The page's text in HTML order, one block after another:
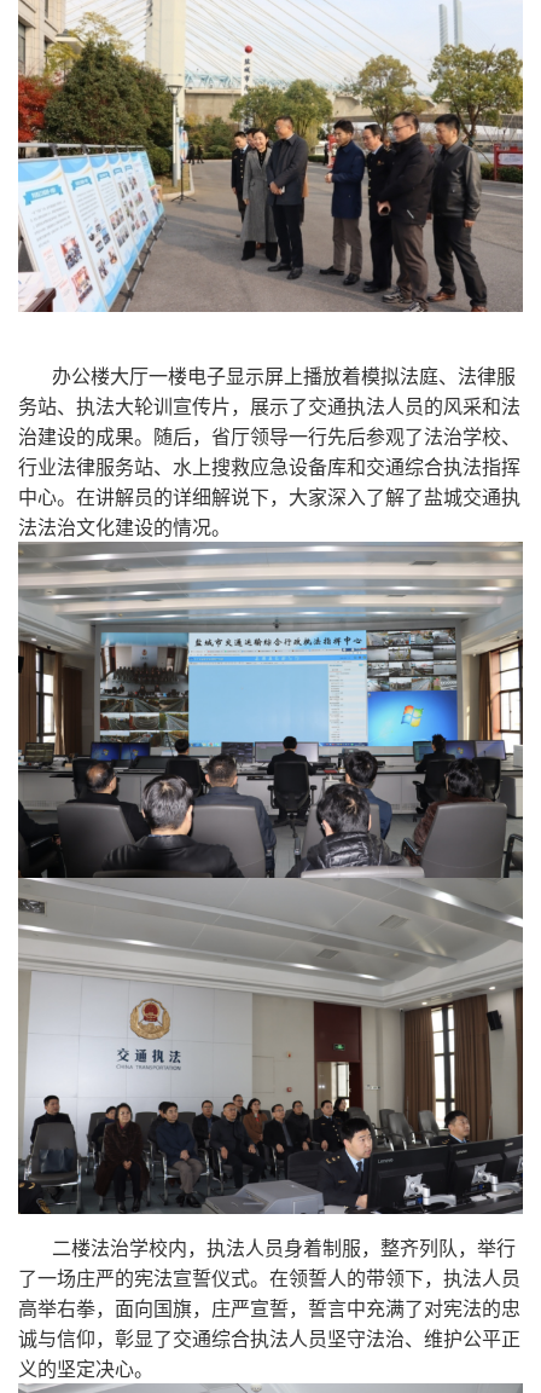
办公楼大厅一楼电子显示屏上播放着模拟法庭、法律服
务站、执法大轮训宣传片，展示了交通执法人员的风采和法
治建设的成果。随后，省厅领导一行先后参观了法治学校、
行业法律服务站、水上搜救应急设备库和交通综合执法指挥
中心。在讲解员的详细解说下，大家深入了解了盐城交通执
法法治文化建设的情况。
二楼法治学校内，执法人员身着制服，整齐列队，举行
了一场庄严的宪法宣誓仪式。在领誓人的带领下，执法人员
高举右拳，面向国旗，庄严宣誓，誓言中充满了对宪法的忠
诚与信仰，彰显了交通综合执法人员坚守法治、维护公平正
义的坚定决心。